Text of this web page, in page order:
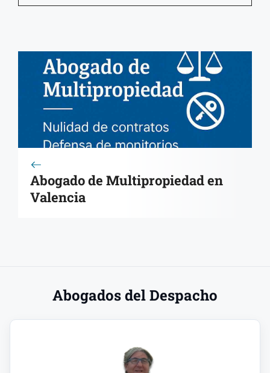
Abogado de Multipropiedad en
Valencia
Abogados del Despacho